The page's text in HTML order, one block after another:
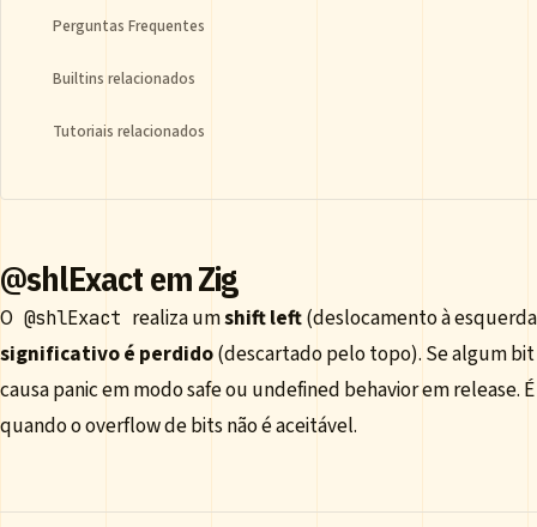
Perguntas Frequentes
Builtins relacionados
Tutoriais relacionados
@shlExact em Zig
O @shlExact realiza umshift left(deslocamento à
significativo é perdido(descartado pelo topo). Se algum
causa panic em modo safe ou undefined behavior em release.
quando o overflow de bits não é aceitável.